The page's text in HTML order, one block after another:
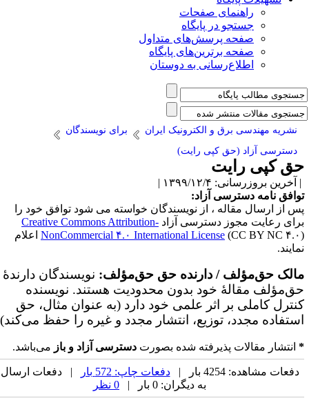
راهنمای صفحات
جستجو در پایگاه
صفحه پرسش‌های متداول
صفحه برترین‌های پایگاه
اطلاع‌رسانی به دوستان
نشریه مهندسی برق و الکترونیک ایران
برای نویسندگان
دسترسی آزاد (حق کپی رایت)
کپی رایت
بروزرسانی: ۱۳۹۹/۱۲/۴ |
نامه دسترسی آزاد:
از ارسال مقاله ، از نویسندگان خواسته می شود توافق خود را
رعایت مجوز دسترسی آزاد Creative Commons Attribution-
NonCommercial ۴.۰ International License(CC BY NC ۴.۰) اعلام
حق‌مؤلف / دارنده حق حق‌مؤلف:نویسندگان دارندۀ
مقالۀ خود بدون محدودیت هستند. نویسنده
کاملی بر اثر علمی خود دارد (به عنوان مثال، حق
مجدد، توزیع، انتشار مجدد و غیره را حفظ می‌کند).
انتشار مقالات پذیرفته شده بصورتدسترسی آزاد و بازمی‌باشد.
دفعات مشاهده: 4254 بار | دفعات چاپ: 572 بار
| دفعات ارسال
به دیگران: 0 بار |